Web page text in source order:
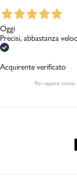
Oggi
Precisi, abbastanza
Acquirente verificato
Per sapere